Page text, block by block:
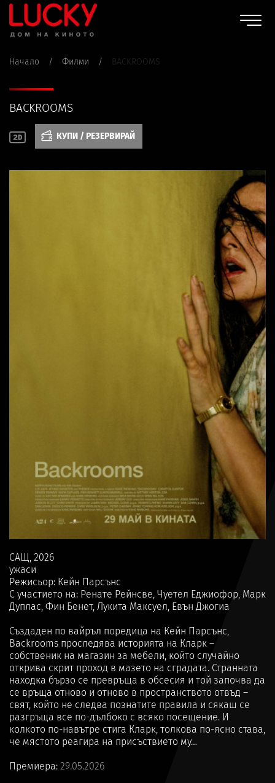
Начало / Филми / BACKROOMS
BACKROOMS
КУПИ / РЕЗЕРВИРАЙ
САЩ, 2026
ужаси
Режисьор: Кейн Парсънс
С участието на: Ренате Рейнсве, Чуетел Еджиофор, Марк
Дуплас, Фин Бенет, Лукита Максуел, Евън Джогиа
Създаден по вайръл поредица на Кейн Парсънс,
Backrooms проследява историята на Кларк –
собственик на магазин за мебели, който случайно
открива скрит проход в мазето на сградата. Странната
находка бързо се превръща в обсесия и той започва да
се връща отново и отново в пространството отвъд –
свят, който не следва познатите правила и сякаш се
разгръща все по-дълбоко с всяко посещение. И
колкото по-навътре стига Кларк, толкова по-ясно става,
че мястото реагира на присъствието му…
Премиера: 29.05.2026